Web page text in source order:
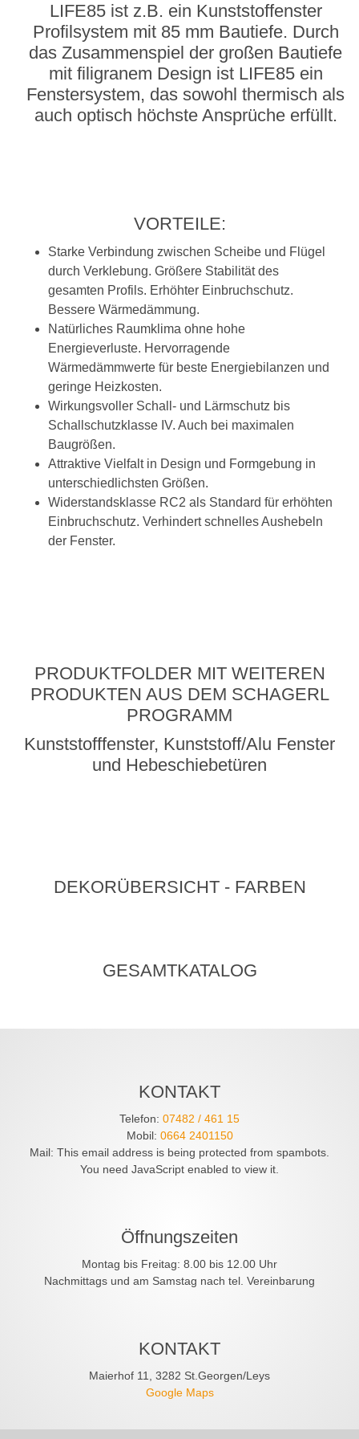
LIFE85 ist z.B. ein Kunststoffenster
Profilsystem mit 85 mm Bautiefe. Durch
das Zusammenspiel der großen Bautiefe
mit filigranem Design ist LIFE85 ein
Fenstersystem, das sowohl thermisch als
auch optisch höchste Ansprüche erfüllt.
VORTEILE:
Starke Verbindung zwischen Scheibe und Flügel
durch Verklebung. Größere Stabilität des
gesamten Profils. Erhöhter Einbruchschutz.
Bessere Wärmedämmung.
Natürliches Raumklima ohne hohe
Energieverluste. Hervorragende
Wärmedämmwerte für beste Energiebilanzen und
geringe Heizkosten.
Wirkungsvoller Schall- und Lärmschutz bis
Schallschutzklasse IV. Auch bei maximalen
Baugrößen.
Attraktive Vielfalt in Design und Formgebung in
unterschiedlichsten Größen.
Widerstandsklasse RC2 als Standard für erhöhten
Einbruchschutz. Verhindert schnelles Aushebeln
der Fenster.
PRODUKTFOLDER MIT WEITEREN
PRODUKTEN AUS DEM SCHAGERL
PROGRAMM
Kunststofffenster, Kunststoff/Alu Fenster
und Hebeschiebetüren
DEKORÜBERSICHT - FARBEN
GESAMTKATALOG
KONTAKT
Telefon: 07482 / 461 15
Mobil: 0664 2401150
Mail: This email address is being protected from spambots.
You need JavaScript enabled to view it.
Öffnungszeiten
Montag bis Freitag: 8.00 bis 12.00 Uhr
Nachmittags und am Samstag nach tel. Vereinbarung
KONTAKT
Maierhof 11, 3282 St.Georgen/Leys
Google Maps